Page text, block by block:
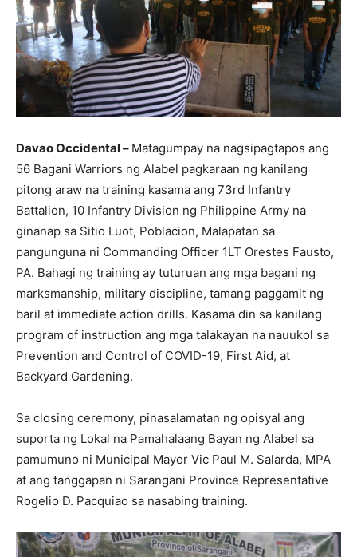
Davao Occidental – Matagumpay na nagsipagtapos ang
56 Bagani Warriors ng Alabel pagkaraan ng kanilang
pitong araw na training kasama ang 73rd Infantry
Battalion, 10 Infantry Division ng Philippine Army na
ginanap sa Sitio Luot, Poblacion, Malapatan sa
pangunguna ni Commanding Officer 1LT Orestes Fausto,
PA. Bahagi ng training ay tuturuan ang mga bagani ng
marksmanship, military discipline, tamang paggamit ng
baril at immediate action drills. Kasama din sa kanilang
program of instruction ang mga talakayan na nauukol sa
Prevention and Control of COVID-19, First Aid, at
Backyard Gardening.
Sa closing ceremony, pinasalamatan ng opisyal ang
suporta ng Lokal na Pamahalaang Bayan ng Alabel sa
pamumuno ni Municipal Mayor Vic Paul M. Salarda, MPA
at ang tanggapan ni Sarangani Province Representative
Rogelio D. Pacquiao sa nasabing training.